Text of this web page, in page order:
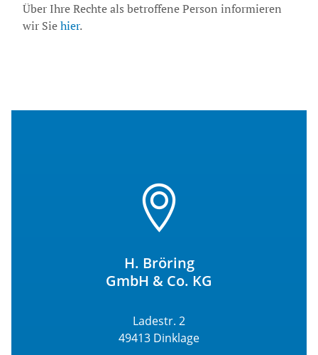
Über Ihre Rechte als betroffene Person informieren
wir Siehier.
H. Bröring
GmbH & Co. KG
Ladestr. 2
49413 Dinklage